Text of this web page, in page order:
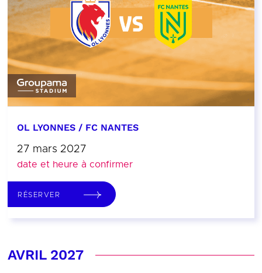
OL LYONNES / FC NANTES
27 mars 2027
date et heure à confirmer
RÉSERVER
AVRIL 2027